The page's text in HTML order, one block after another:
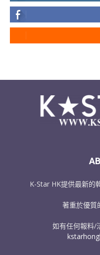
K-Star HK提供最新的
著重於優質
如有任何報料/